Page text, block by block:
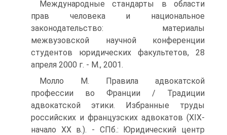
Международные стандарты в области
прав человека и национальное
законодательство: материалы
межвузовской научной конференции
студентов юридических факультетов, 28
апреля 2000 г. - М., 2001.
Молло М. Правила адвокатской
профессии во Франции / Традиции
адвокатской этики. Избранные труды
российских и французских адвокатов (XIX-
начало XX в.). - СПб.: Юридический центр